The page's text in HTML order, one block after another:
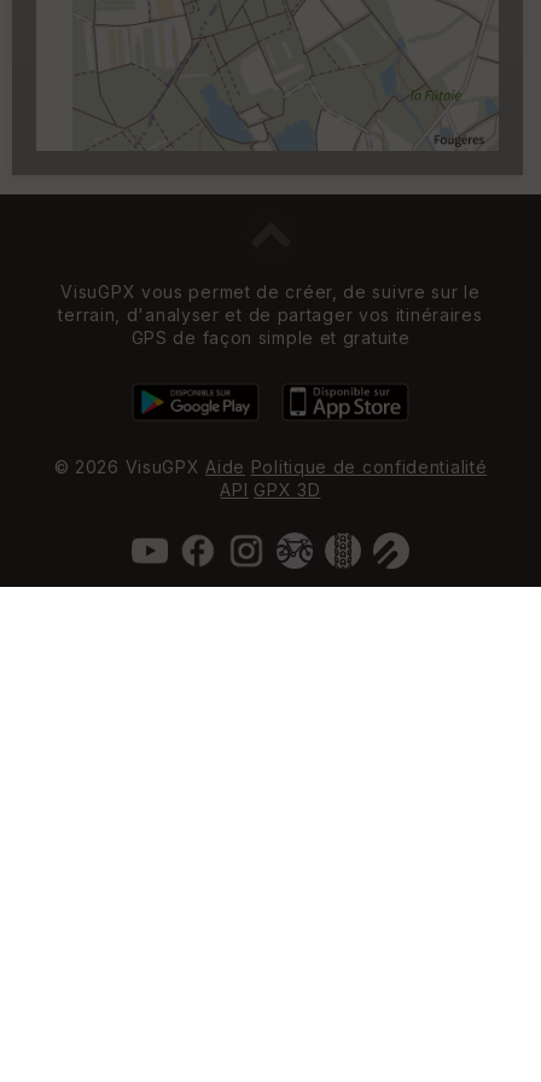
Carroyage UTM
(1km à partir du niveau de
zoom 14)
VisuGPX vous permet de créer, de suivre sur le
terrain, d'analyser et de partager vos itinéraires
GPS de façon simple et gratuite
© 2026 VisuGPX Aide Politique de confidentialité
API GPX 3D